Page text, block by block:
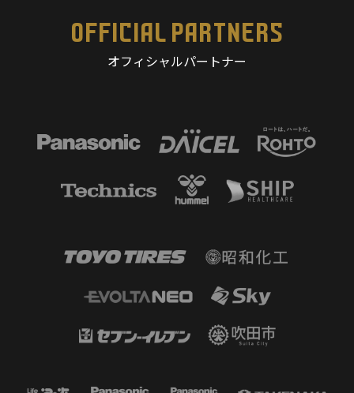
OFFICIAL PARTNERS
オフィシャルパートナー